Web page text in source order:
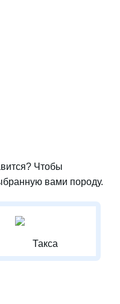
Чтобы
вами породу.
Такса